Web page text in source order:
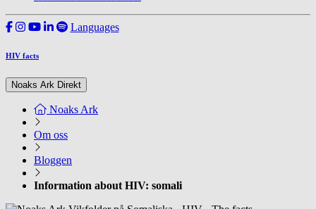
Languages
HIV facts
Noaks Ark Direkt
Noaks Ark
Om oss
Bloggen
Information about HIV: somali